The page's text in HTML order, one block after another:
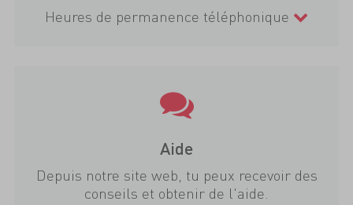
Heures de permanence téléphonique
Aide
Depuis notre site web, tu peux recevoir des
conseils et obtenir de l'aide.